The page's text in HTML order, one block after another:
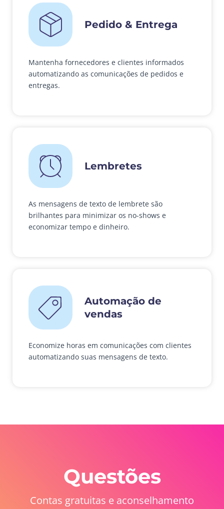
Pedido & Entrega
Mantenha fornecedores e clientes informados
automatizando as comunicações de pedidos e
entregas.
Lembretes
As mensagens de texto de lembrete são
brilhantes para minimizar os no-shows e
economizar tempo e dinheiro.
Automação de
vendas
Economize horas em comunicações com clientes
automatizando suas mensagens de texto.
Questões
Contas gratuitas e aconselhamento